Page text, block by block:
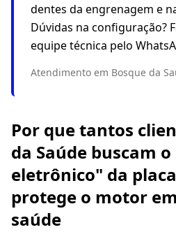
dentes da engrenagem e
Dúvidas na configuração?
equipe técnica pelo
Atendimento em Bosque da
Por que tantos
da Saúde buscam
eletrônico" da
protege o motor
saúde